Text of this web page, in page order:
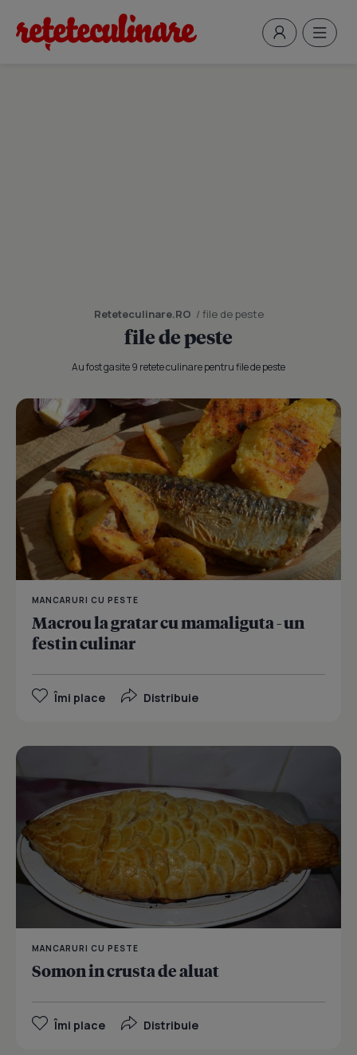
Reteteculinare.RO / file de peste
file de peste
Au fost gasite 9 retete culinare pentru file de peste
MANCARURI CU PESTE
Macrou la gratar cu mamaliguta - un
festin culinar
Îmi place Distribuie
MANCARURI CU PESTE
Somon in crusta de aluat
Îmi place Distribuie